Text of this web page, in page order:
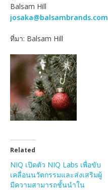
Balsam Hill
josaka@balsambrands.com
ที่มา: Balsam Hill
Related
NIQ เปิดตัว NIQ Labs เพื่อขับ
เคลื่อนนวัตกรรมและส่งเสริมผู้
มีความสามารถชั้นนำใน